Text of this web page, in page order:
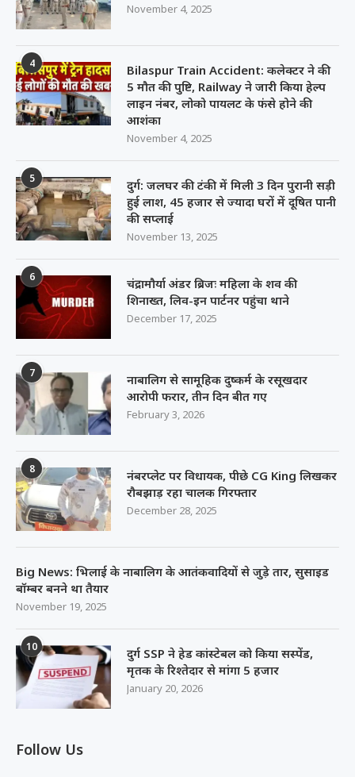
November 4, 2025
4
Bilaspur Train Accident: कलेक्टर ने की
5 मौत की पुष्टि, Railway ने जारी किया हेल्प
लाइन नंबर, लोको पायलट के फंसे होने की
आशंका
November 4, 2025
5
दुर्ग: जलघर की टंकी में मिली 3 दिन पुरानी सड़ी
हुई लाश, 45 हजार से ज्यादा घरों में दूषित पानी
की सप्लाई
November 13, 2025
6
चंद्रामौर्या अंडर ब्रिजः महिला के शव की
शिनाख्त, लिव-इन पार्टनर पहुंचा थाने
December 17, 2025
7
नाबालिग से सामूहिक दुष्कर्म के रसूखदार
आरोपी फरार, तीन दिन बीत गए
February 3, 2026
8
नंबरप्लेट पर विधायक, पीछे CG King लिखकर
रौबझाड़ रहा चालक गिरफ्तार
December 28, 2025
Big News: भिलाई के नाबालिग के आतंकवादियों से जुड़े तार, सुसाइड
बॉम्बर बनने था तैयार
November 19, 2025
10
दुर्ग SSP ने हेड कांस्टेबल को किया सस्पेंड,
मृतक के रिश्तेदार से मांगा 5 हजार
January 20, 2026
Follow Us